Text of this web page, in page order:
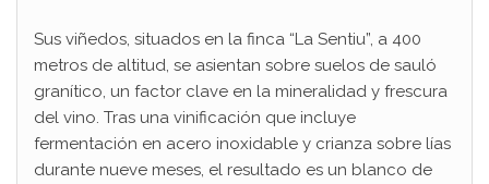
Sus viñedos, situados en la finca “La Sentiu”, a 400
metros de altitud, se asientan sobre suelos de sauló
granítico, un factor clave en la mineralidad y frescura
del vino. Tras una vinificación que incluye
fermentación en acero inoxidable y crianza sobre lías
durante nueve meses, el resultado es un blanco de